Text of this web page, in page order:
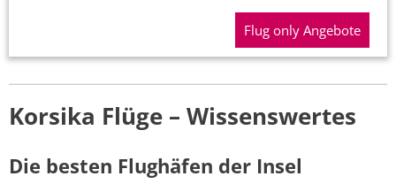
Flug only Angebote
Korsika Flüge – Wissenswertes
Die besten Flughäfen der Insel